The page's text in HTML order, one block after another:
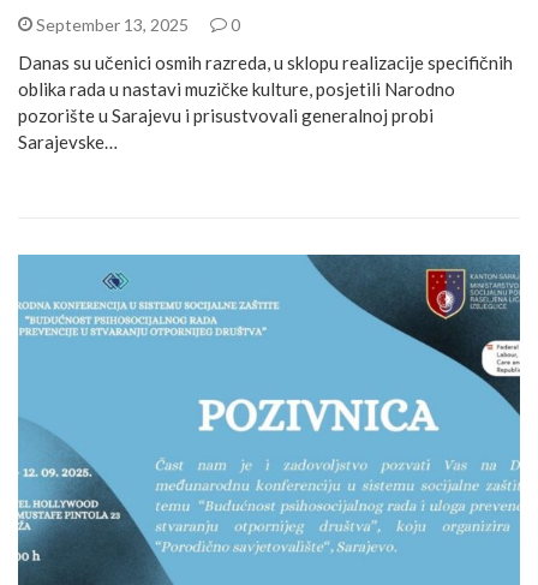
September 13, 2025 0
Danas su učenici osmih razreda, u sklopu realizacije specifičnih
oblika rada u nastavi muzičke kulture, posjetili Narodno
pozorište u Sarajevu i prisustvovali generalnoj probi
Sarajevske…